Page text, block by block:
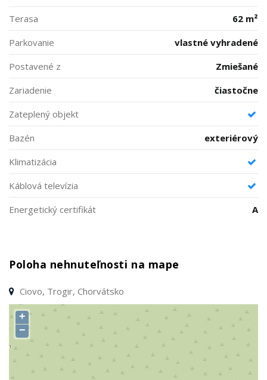
Terasa
62 m²
Parkovanie
vlastné vyhradené
Postavené z
Zmiešané
Zariadenie
čiastočne
Zateplený objekt
Bazén
exteriérový
Klimatizácia
Káblová televízia
Energetický certifikát
A
Poloha nehnuteľnosti na mape
Ciovo, Trogir, Chorvátsko
+
−